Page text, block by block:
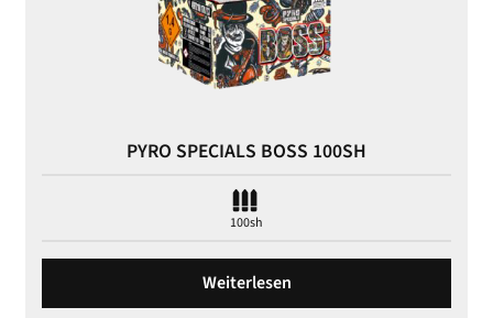
PYRO SPECIALS BOSS 100SH
100sh
Weiterlesen